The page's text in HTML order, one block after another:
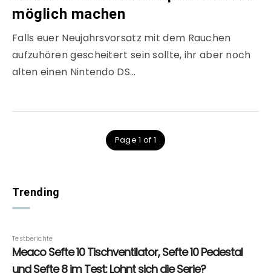
möglich machen
Falls euer Neujahrsvorsatz mit dem Rauchen
aufzuhören gescheitert sein sollte, ihr aber noch
alten einen Nintendo DS…
Page 1 of 1
Trending